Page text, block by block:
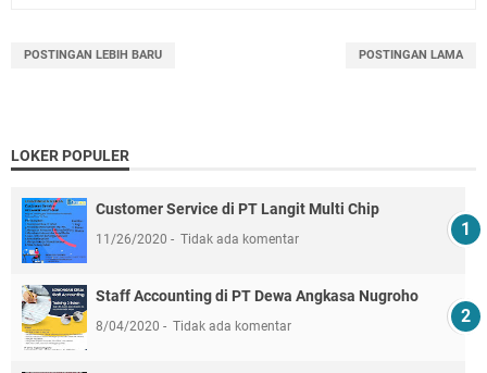
POSTINGAN LEBIH BARU POSTINGAN LAMA
LOKER POPULER
Customer Service di PT Langit Multi Chip
11/26/2020 Tidak ada komentar
Staff Accounting di PT Dewa Angkasa Nugroho
8/04/2020 Tidak ada komentar